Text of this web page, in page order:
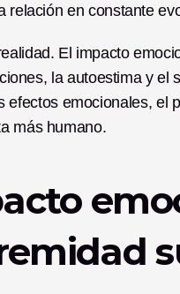
en constante
El impacto
la autoestima y el
emocionales, el
más humano.